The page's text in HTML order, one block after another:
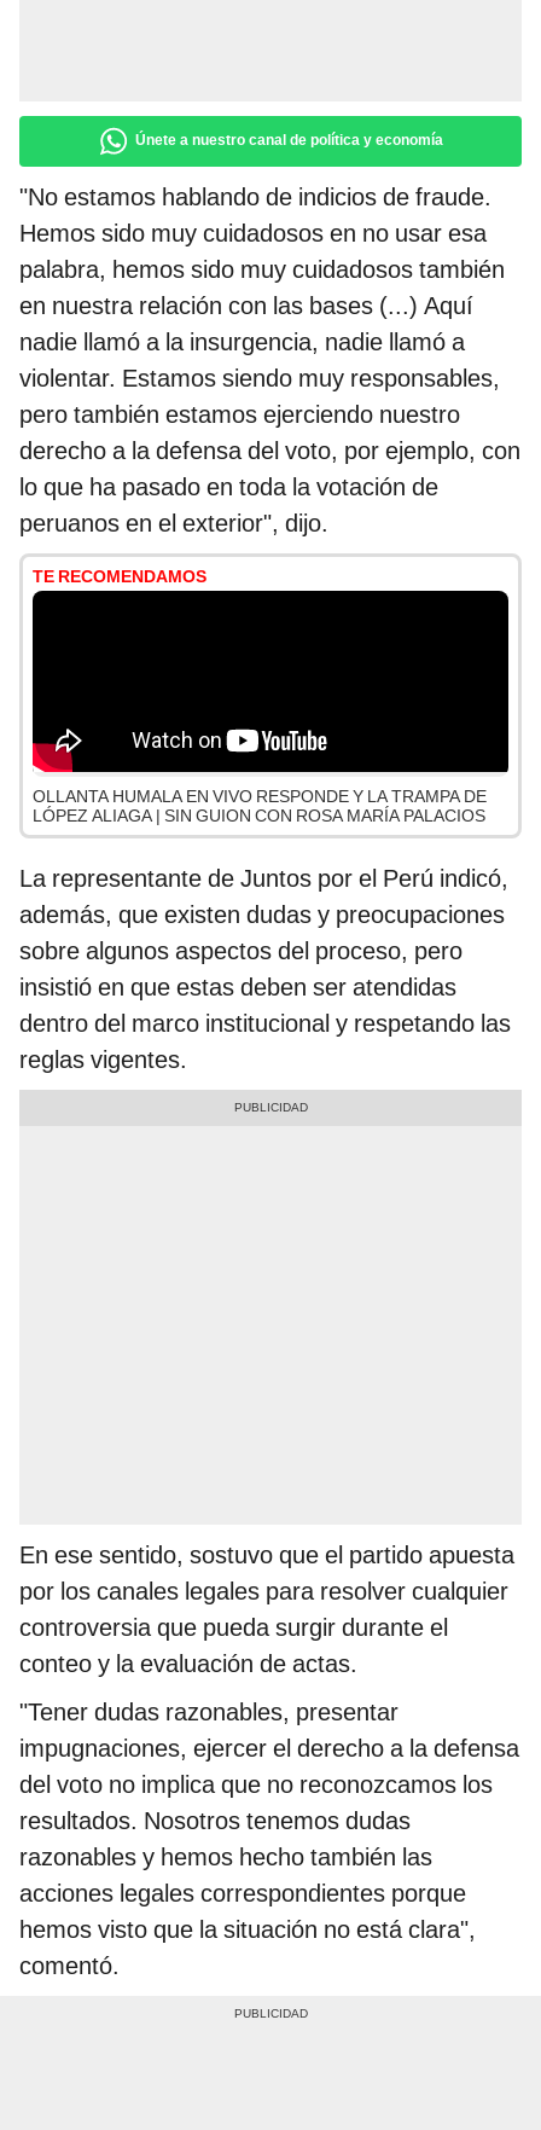
Únete a nuestro canal de política y economía
"No estamos hablando de indicios de fraude.
Hemos sido muy cuidadosos en no usar esa
palabra, hemos sido muy cuidadosos también
en nuestra relación con las bases (...) Aquí
nadie llamó a la insurgencia, nadie llamó a
violentar. Estamos siendo muy responsables,
pero también estamos ejerciendo nuestro
derecho a la defensa del voto, por ejemplo, con
lo que ha pasado en toda la votación de
peruanos en el exterior", dijo.
TE RECOMENDAMOS
OLLANTA HUMALA EN VIVO RESPONDE Y LA TRAMPA DE
LÓPEZ ALIAGA | SIN GUION CON ROSA MARÍA PALACIOS
La representante de Juntos por el Perú indicó,
además, que existen dudas y preocupaciones
sobre algunos aspectos del proceso, pero
insistió en que estas deben ser atendidas
dentro del marco institucional y respetando las
reglas vigentes.
En ese sentido, sostuvo que el partido apuesta
por los canales legales para resolver cualquier
controversia que pueda surgir durante el
conteo y la evaluación de actas.
"Tener dudas razonables, presentar
impugnaciones, ejercer el derecho a la defensa
del voto no implica que no reconozcamos los
resultados. Nosotros tenemos dudas
razonables y hemos hecho también las
acciones legales correspondientes porque
hemos visto que la situación no está clara",
comentó.